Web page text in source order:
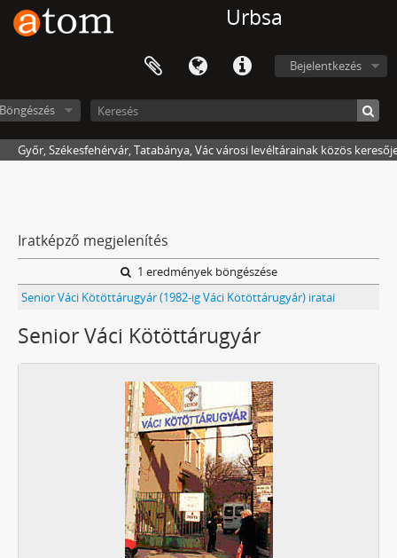
Urbsa
Bejelentkezés
Győr, Székesfehérvár, Tatabánya, Vác városi levéltárainak közös
Iratképző megjelenítés
1 eredmények böngészése
Senior Váci Kötöttárugyár (1982-ig Váci Kötöttárugyár) iratai
Senior Váci Kötöttárugyár